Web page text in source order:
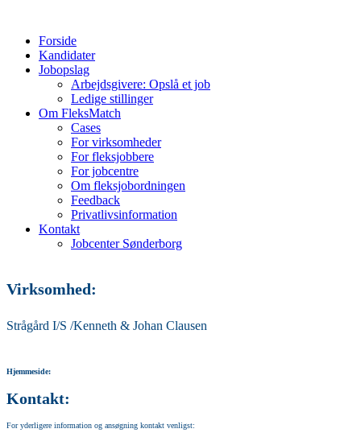
Forside
Kandidater
Jobopslag
Arbejdsgivere: Opslå et job
Ledige stillinger
Om FleksMatch
Cases
For virksomheder
For fleksjobbere
For jobcentre
Om fleksjobordningen
Feedback
Privatlivsinformation
Kontakt
Jobcenter Sønderborg
Virksomhed:
Strågård I/S /Kenneth & Johan Clausen
Hjemmeside:
Kontakt:
For yderligere information og ansøgning kontakt venligst: